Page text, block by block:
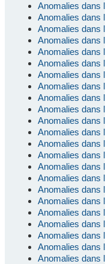
Anomalies dans
Anomalies dans
Anomalies dans
Anomalies dans
Anomalies dans
Anomalies dans
Anomalies dans
Anomalies dans
Anomalies dans
Anomalies dans
Anomalies dans
Anomalies dans
Anomalies dans
Anomalies dans
Anomalies dans
Anomalies dans
Anomalies dans
Anomalies dans
Anomalies dans
Anomalies dans
Anomalies dans
Anomalies dans
Anomalies dans